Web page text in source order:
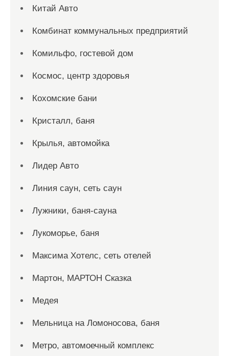
Китай Авто
Комбинат коммунальных предприятий
Комильфо, гостевой дом
Космос, центр здоровья
Кохомские бани
Кристалл, баня
Крылья, автомойка
Лидер Авто
Линия саун, сеть саун
Лужники, баня-сауна
Лукоморье, баня
Максима Хотелс, сеть отелей
Мартон, МАРТОН Сказка
Медея
Мельница на Ломоносова, баня
Метро, автомоечный комплекс